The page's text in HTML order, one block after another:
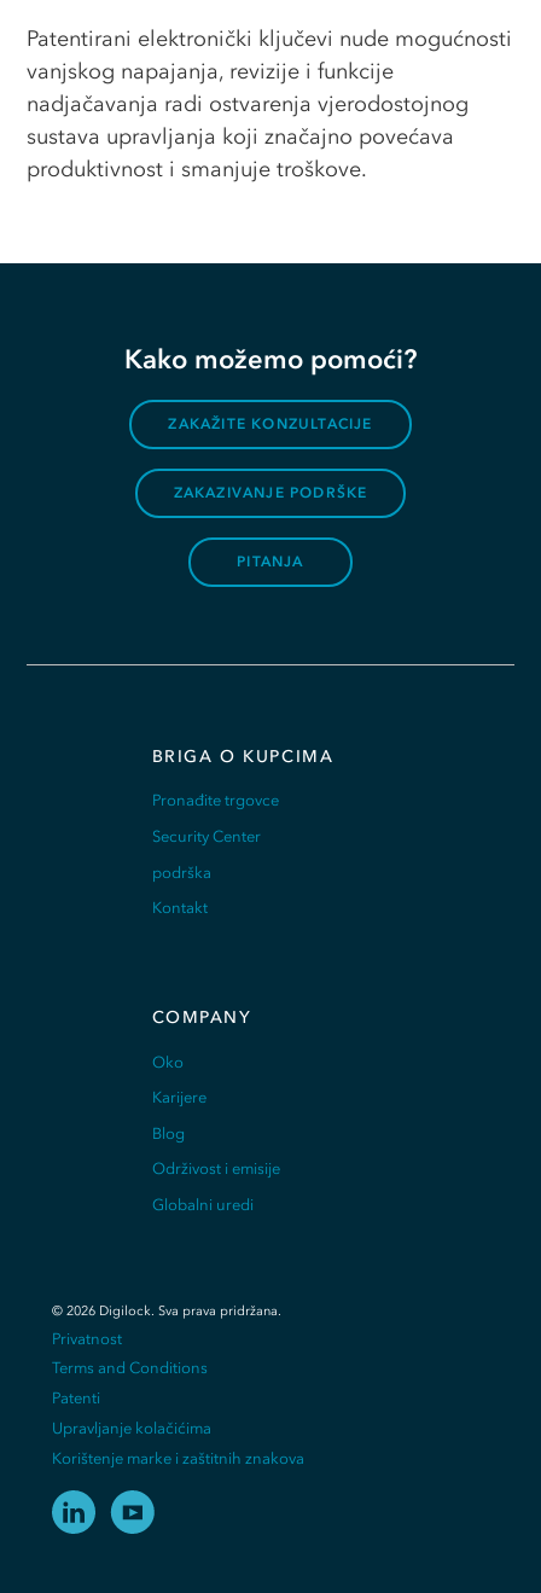
Patentirani elektronički ključevi nude mogućnosti
vanjskog napajanja, revizije i funkcije
nadjačavanja radi ostvarenja vjerodostojnog
sustava upravljanja koji značajno povećava
produktivnost i smanjuje troškove.
Kako možemo pomoći?
ZAKAŽITE KONZULTACIJE
ZAKAZIVANJE PODRŠKE
PITANJA
BRIGA O KUPCIMA
Pronađite trgovce
Security Center
podrška
Kontakt
COMPANY
Oko
Karijere
Blog
Održivost i emisije
Globalni uredi
© 2026Digilock. Sva prava pridržana.
Privatnost
Terms and Conditions
Patenti
Upravljanje kolačićima
Korištenje marke i zaštitnih znakova